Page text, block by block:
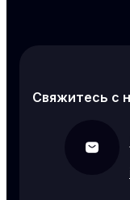
Свяжитесь с